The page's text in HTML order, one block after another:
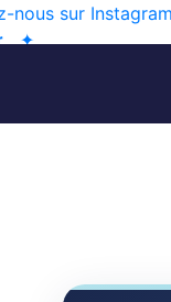
nous sur
✦